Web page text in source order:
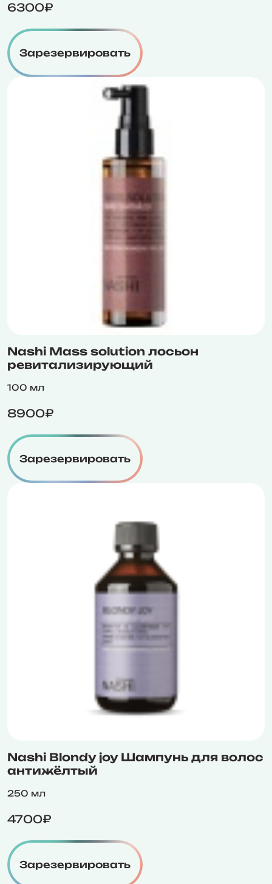
6300₽
Зарезервировать
Nashi Mass solution лосьон
ревитализирующий
100 мл
8900₽
Зарезервировать
Nashi Blondy joy Шампунь для волос
антижёлтый
250 мл
4700₽
Зарезервировать